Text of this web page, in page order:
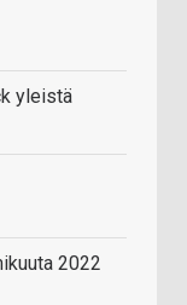
yleistä
2022